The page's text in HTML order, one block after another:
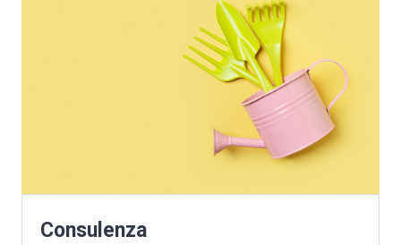
Consulenza